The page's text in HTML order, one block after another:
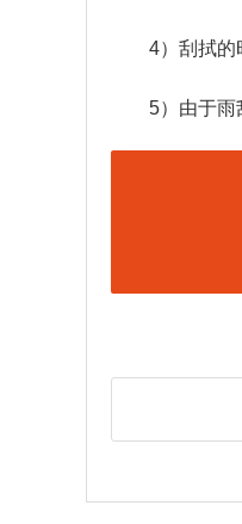
4）刮拭的
5）由于雨